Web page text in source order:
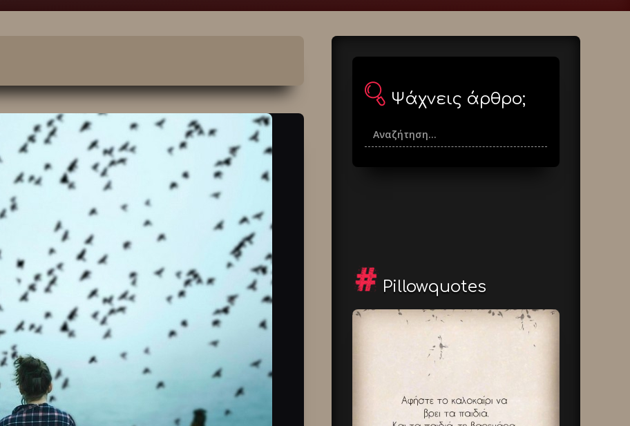
Ψάχνεις άρθρο;
Pillowquotes